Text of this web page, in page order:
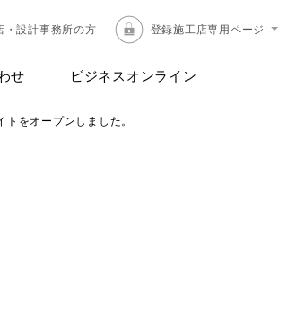
せ ビジネスオンライン
・設計事務所の方 登録施工店専用ページ
をオープンしました。